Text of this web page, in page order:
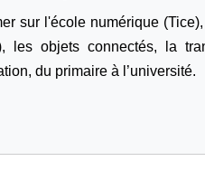
sur l'école numérique
les objets connectés, la
du primaire à l’université.